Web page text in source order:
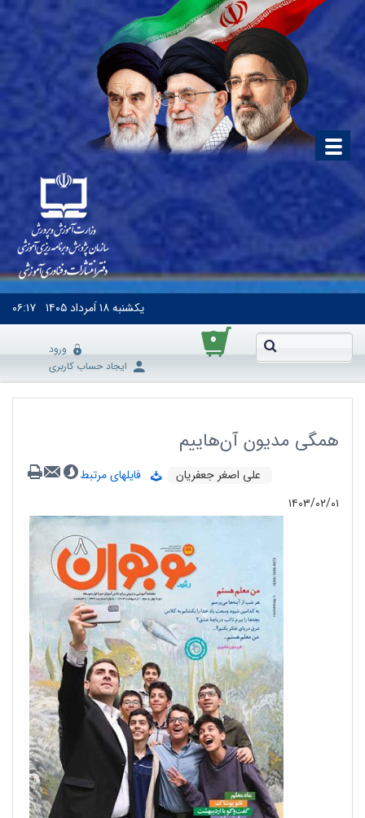
یکشنبه۱۸ اَمرداد ۱۴۰۵ ۰۶:۱۷
۰
ورود
ایجاد حساب کاربری
همگی مدیون آن‌هاییم
علی‌ اصغر جعفریان
فایلهای مرتبط
۱۴۰۳/۰۲/۰۱